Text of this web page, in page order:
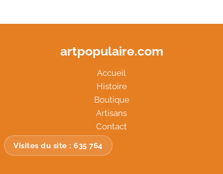
Accueil
Histoire
Boutique
Artisans
Contact
Visites du site : 635 764
artpopulaire.com